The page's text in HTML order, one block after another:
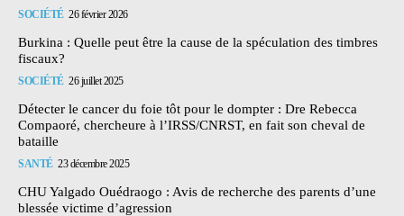
SOCIÉTÉ 26 février 2026
Burkina : Quelle peut être la cause de la spéculation des timbres
fiscaux?
SOCIÉTÉ 26 juillet 2025
Détecter le cancer du foie tôt pour le dompter : Dre Rebecca
Compaoré, chercheure à l’IRSS/CNRST, en fait son cheval de
bataille
SANTÉ 23 décembre 2025
CHU Yalgado Ouédraogo : Avis de recherche des parents d’une
blessée victime d’agression